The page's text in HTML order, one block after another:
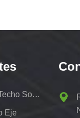
Kit De Portaequipajes De Techo Solar
Eje